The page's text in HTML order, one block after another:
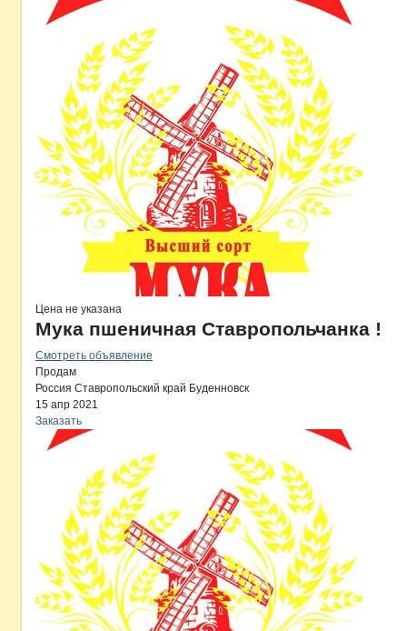
Цена не указана
Мука пшеничная Ставропольчанка !
Смотреть объявление
Продам
Россия Ставропольский край Буденновск
15 апр 2021
Заказать